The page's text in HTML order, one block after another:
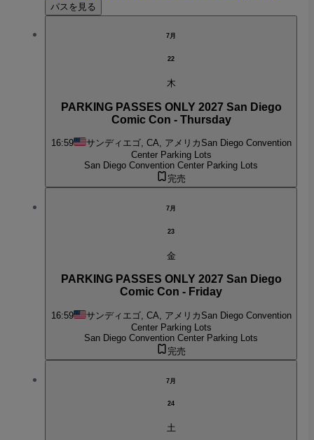
パスを見る
7月
22
木
PARKING PASSES ONLY 2027 San Diego
Comic Con - Thursday
16:59 サンディエゴ, CA, アメリカ San Diego Convention
Center Parking Lots
San Diego Convention Center Parking Lots
完売
7月
23
金
PARKING PASSES ONLY 2027 San Diego
Comic Con - Friday
16:59 サンディエゴ, CA, アメリカ San Diego Convention
Center Parking Lots
San Diego Convention Center Parking Lots
完売
7月
24
土